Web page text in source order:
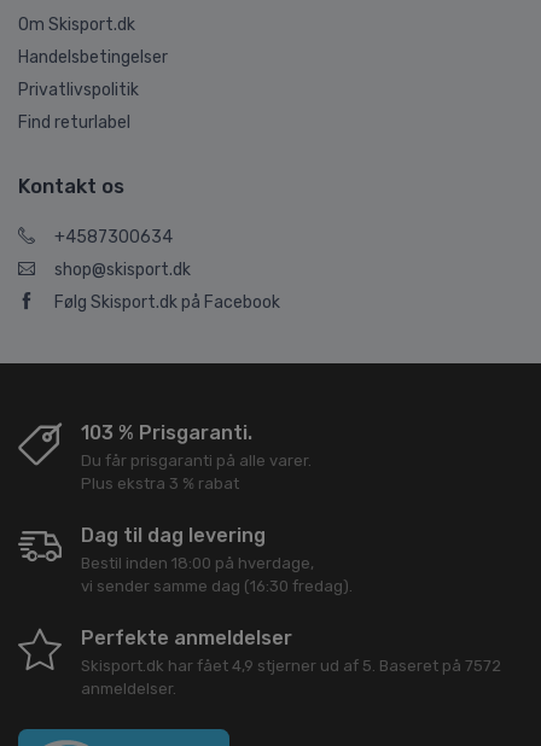
Om Skisport.dk
Handelsbetingelser
Privatlivspolitik
Find returlabel
Kontakt os
+4587300634
shop@skisport.dk
Følg Skisport.dk på Facebook
103 % Prisgaranti.
Du får prisgaranti på alle varer.
Plus ekstra 3 % rabat
Dag til dag levering
Bestil inden 18:00 på hverdage,
vi sender samme dag (16:30 fredag).
Perfekte anmeldelser
Skisport.dk har fået 4,9 stjerner ud af 5. Baseret på 7572
anmeldelser.